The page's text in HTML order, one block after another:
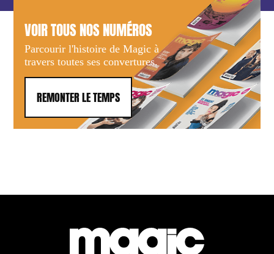
VOIR TOUS NOS NUMÉROS
Parcourir l'histoire de Magic à
travers toutes ses convertures.
REMONTER LE TEMPS